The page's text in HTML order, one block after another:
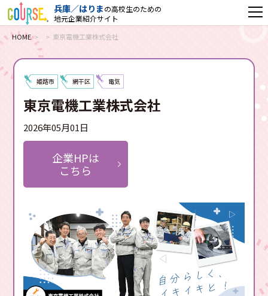
兵庫／はりまの高校生のための
地元企業紹介サイト
HOME 東京電機工業株式会社
姫路市 網干区 電気
東京電機工業株式会社
2026年05月01日
企業HPは
こちら